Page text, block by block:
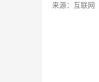
来源：互联网